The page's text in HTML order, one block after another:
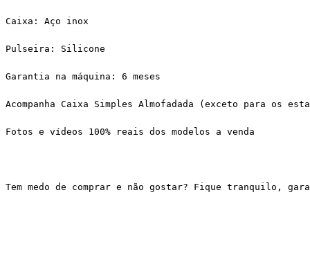
Caixa: Aço inox
Pulseira: Silicone
Garantia na máquina: 6 meses
Acompanha Caixa Simples Almofadada (exceto para os
Fotos e vídeos 100% reais dos modelos a venda
Tem medo de comprar e não gostar? Fique tranquilo,